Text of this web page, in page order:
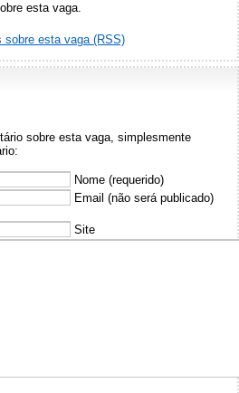
esta vaga.
esta vaga (RSS)
sobre esta vaga, simplesmente
Nome (requerido)
Email (não será publicado)
Site